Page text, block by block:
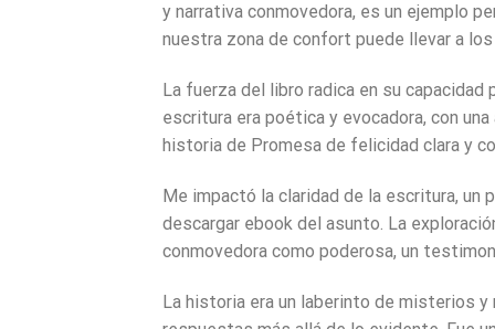
y narrativa conmovedora, es un ejemplo
nuestra zona de confort puede llevar a
La fuerza del libro radica en su
escritura era poética y evocadora, con
historia de Promesa de felicidad clara y
Me impactó la claridad de la escritura, un
descargar ebook del asunto. La
conmovedora como poderosa, un
La historia era un laberinto de misterios y